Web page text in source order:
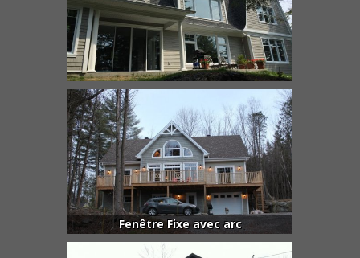
Fenêtre Fixe avec arc